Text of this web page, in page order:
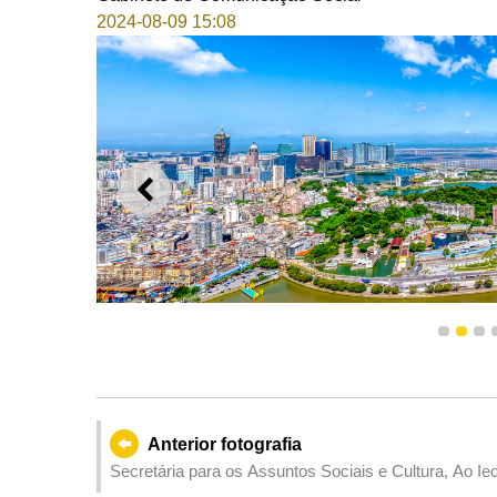
2024-08-09 15:08
ANTERIOR
Sob o sol brilhante, pode-se avistar Macau de
1 2 3
Anterior fotografia
Secretária para os Assuntos Sociais e Cultura, Ao